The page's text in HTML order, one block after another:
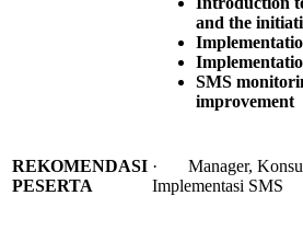
and the
SMS
improvement
REKOMENDASI
PESERTA
· Manager,
Implementasi SMS